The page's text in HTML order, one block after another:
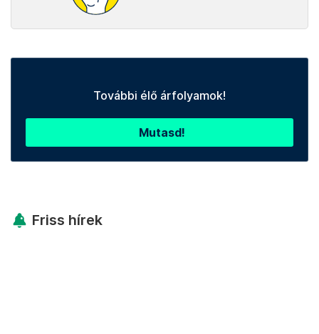
További élő árfolyamok!
Mutasd!
Friss hírek